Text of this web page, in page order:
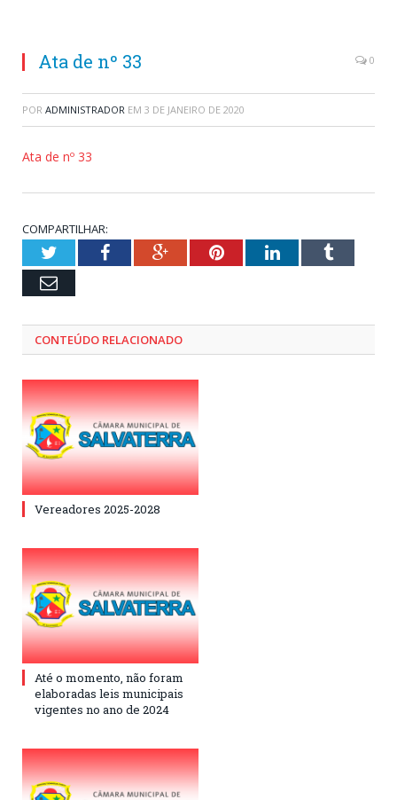
Ata de nº 33 0
POR ADMINISTRADOR EM 3 DE JANEIRO DE 2020
Ata de nº 33
COMPARTILHAR:
TwitterFacebookGoogle+PinterestLinkedInTumblr
Email
CONTEÚDO RELACIONADO
Vereadores 2025-2028
Até o momento, não foram
elaboradas leis municipais
vigentes no ano de 2024